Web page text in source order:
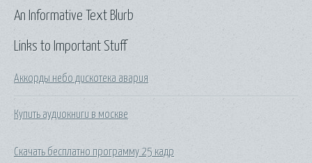
Links to Important Stuff
Аккорды небо дискотека авария
Купить аудиокниги в москве
Скачать бесплатно программу 25 кадр
An Informative Text Blurb